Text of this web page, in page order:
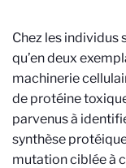
Chez les individus
qu’en deux
machinerie
de protéine
parvenus à
synthèse
mutation ciblée à